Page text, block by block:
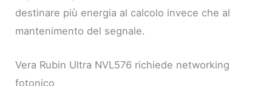
destinare più energia al calcolo invece che al
mantenimento del segnale.
Vera Rubin Ultra NVL576 richiede networking
fotonico